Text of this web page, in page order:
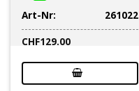
Art-Nr:
261022
CHF129.00